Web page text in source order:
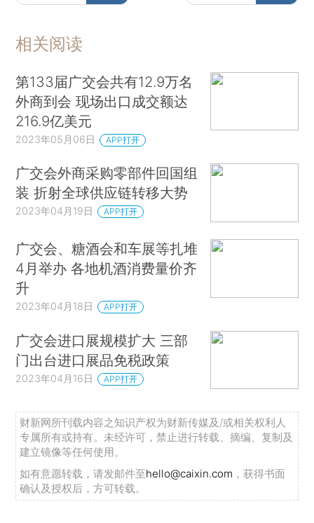
相关阅读
第133届广交会共有12.9万名
外商到会 现场出口成交额达
216.9亿美元
2023年05月06日 APP打开
广交会外商采购零部件回国组
装 折射全球供应链转移大势
2023年04月19日 APP打开
广交会、糖酒会和车展等扎堆
4月举办 各地机酒消费量价齐
升
2023年04月18日 APP打开
广交会进口展规模扩大 三部
门出台进口展品免税政策
2023年04月16日 APP打开
财新网所刊载内容之知识产权为财新传媒及/或相关权利人
专属所有或持有。未经许可，禁止进行转载、摘编、复制及
建立镜像等任何使用。
如有意愿转载，请发邮件至hello@caixin.com ，获得书面
确认及授权后，方可转载。